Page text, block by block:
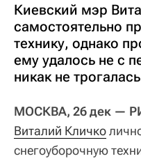
Киевский мэр
самостоятельно
технику, однако
ему удалось не с
никак не
МОСКВА, 26 дек —
Виталий Кличко
снегоуборочную